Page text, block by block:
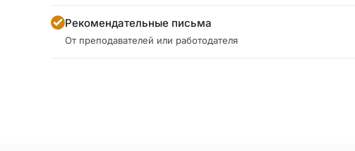
Рекомендательные письма
От преподавателей или работодателя